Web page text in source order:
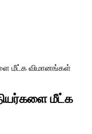
மீட்க விமானங்கள்
மீட்க